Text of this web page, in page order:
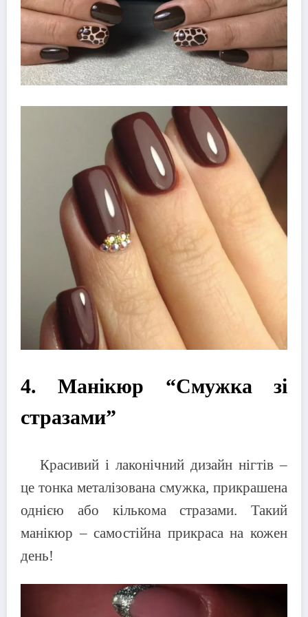
4. Манікюр “Смужка зі
стразами”
Красивий і лаконічний дизайн нігтів –
це тонка металізована смужка, прикрашена
однією або кількома стразами. Такий
манікюр – самостійна прикраса на кожен
день!